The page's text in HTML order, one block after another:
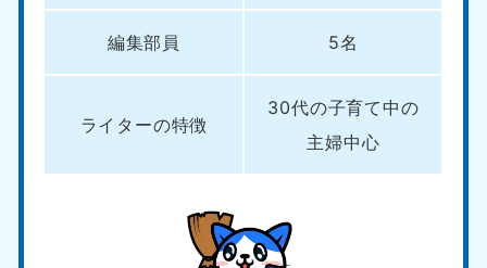
編集部員 5名
ライターの特徴
30代の子育て中の
主婦中心